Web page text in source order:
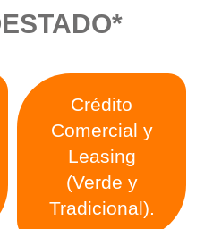
Crédito
Comercial y
Leasing
(Verde y
Tradicional).